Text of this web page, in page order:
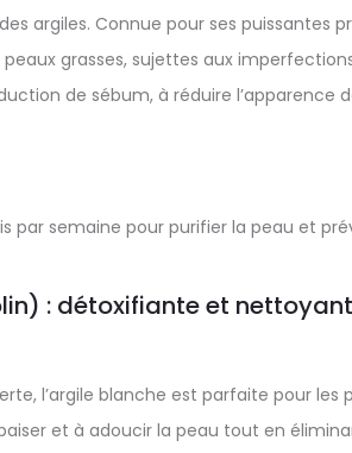
argiles. Connue pour ses puissantes
grasses, sujettes aux
de sébum, à réduire l’apparence
par semaine pour purifier la peau et
: détoxifiante et
l’argile blanche est parfaite pour les
et à adoucir la peau tout en